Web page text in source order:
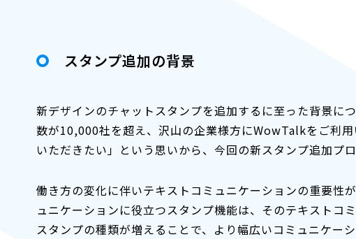
スタンプ追加の背景
新デザインのチャットスタンプを追加するに至った背景に
数が10,000社を超え、沢山の企業様方にWowTalkをご利
いただきたい」という思いから、今回の新スタンプ追加プ
働き方の変化に伴いテキストコミュニケーションの重要性
ュニケーションに役立つスタンプ機能は、そのテキストコ
スタンプの種類が増えることで、より幅広いコミュニケー